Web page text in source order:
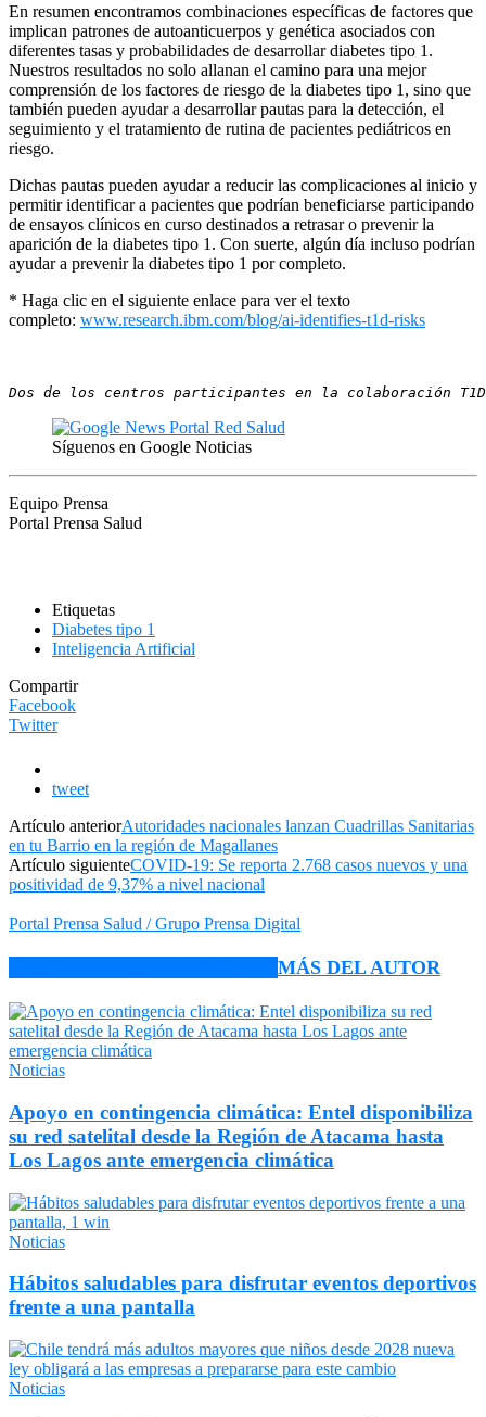
En resumen encontramos combinaciones específicas de factores que
implican patrones de autoanticuerpos y genética asociados con
diferentes tasas y probabilidades de desarrollar diabetes tipo 1.
Nuestros resultados no solo allanan el camino para una mejor
comprensión de los factores de riesgo de la diabetes tipo 1, sino que
también pueden ayudar a desarrollar pautas para la detección, el
seguimiento y el tratamiento de rutina de pacientes pediátricos en
riesgo.
Dichas pautas pueden ayudar a reducir las complicaciones al inicio y
permitir identificar a pacientes que podrían beneficiarse participando
de ensayos clínicos en curso destinados a retrasar o prevenir la
aparición de la diabetes tipo 1. Con suerte, algún día incluso podrían
ayudar a prevenir la diabetes tipo 1 por completo.
* Haga clic en el siguiente enlace para ver el texto
completo: www.research.ibm.com/blog/ai-identifies-t1d-risks
Dos de los centros participantes en la colaboración
Síguenos en Google Noticias
Equipo Prensa
Portal Prensa Salud
Etiquetas
Diabetes tipo 1
Inteligencia Artificial
Compartir
Facebook
Twitter
tweet
Artículo anteriorAutoridades nacionales lanzan Cuadrillas Sanitarias
en tu Barrio en la región de Magallanes
Artículo siguienteCOVID-19: Se reporta 2.768 casos nuevos y una
positividad de 9,37% a nivel nacional
Portal Prensa Salud / Grupo Prensa Digital
MÁS DEL AUTOR
Noticias
Apoyo en contingencia climática: Entel disponibiliza
su red satelital desde la Región de Atacama hasta
Los Lagos ante emergencia climática
Noticias
Hábitos saludables para disfrutar eventos deportivos
frente a una pantalla
Noticias